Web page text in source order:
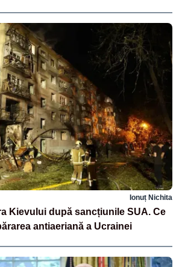
Ionuț Nichita
Kievului după sancțiunile SUA. Ce
antiaeriană a Ucrainei